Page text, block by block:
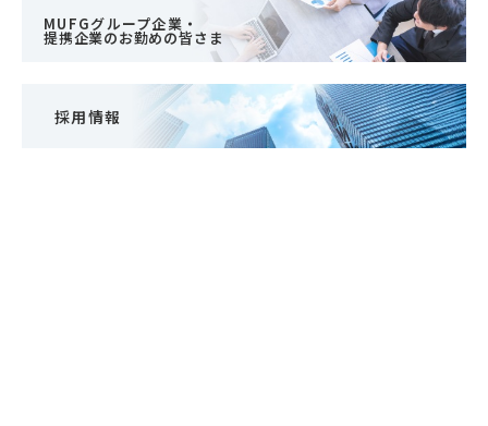
MUFGグループ企業・
提携企業のお勤めの皆さま
採用情報